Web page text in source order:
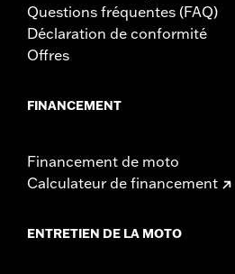
Questions fréquentes (FAQ)
Déclaration de conformité
Offres
FINANCEMENT
Financement de moto
Calculateur de financement
ENTRETIEN DE LA MOTO